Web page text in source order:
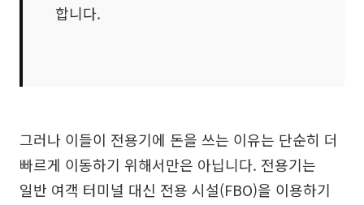
합니다.
그러나 이들이 전용기에 돈을 쓰는 이유는 단순히 더
빠르게 이동하기 위해서만은 아닙니다. 전용기는
일반 여객 터미널 대신 전용 시설(FBO)을 이용하기